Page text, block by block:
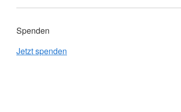
Spenden
Jetzt spenden